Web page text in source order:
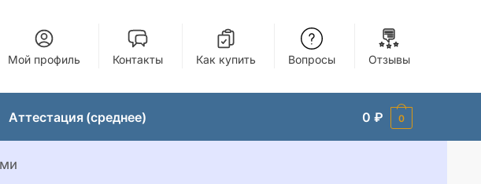
Мой профиль Контакты Как купить Вопросы Отзывы
Аттестация (среднее) 0₽ 0